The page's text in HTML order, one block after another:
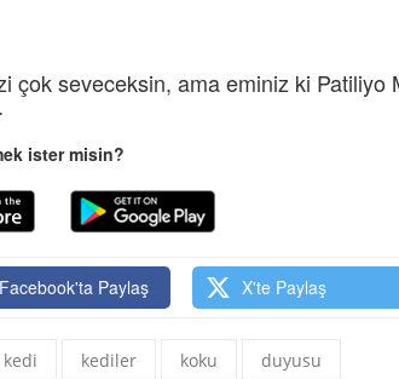
çok seveceksin, ama eminiz ki Patiliyo
ister misin?
Facebook'ta Paylaş X'te Paylaş
kedi kediler koku duyusu